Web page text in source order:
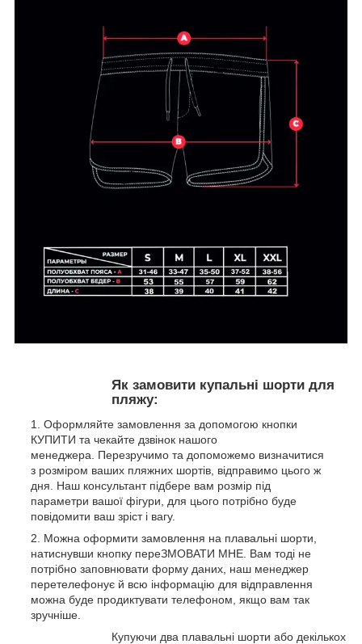
Як замовити купальні шорти для
пляжу:
Оформляйте замовлення за допомогою кнопки
КУПИТИ та чекайте дзвінок нашого
менеджера. Перезручимо та допоможемо визначитися
з розміром ваших пляжних шортів, відправимо цього ж
дня. Наш консультант підбере вам розмір під
параметри вашої фігури, для цього потрібно буде
повідомити ваш зріст і вагу.
Можна оформити замовлення на плавальні шорти,
натиснувши кнопку переЗМОВАТИ МНЕ. Вам тоді не
потрібно заповнювати форму даних, наш менеджер
перетелефонує й всю інформацію для відправлення
можна буде продиктувати телефоном, якщо вам так
зручніше.
Купуючи два плавальні шорти або декількох